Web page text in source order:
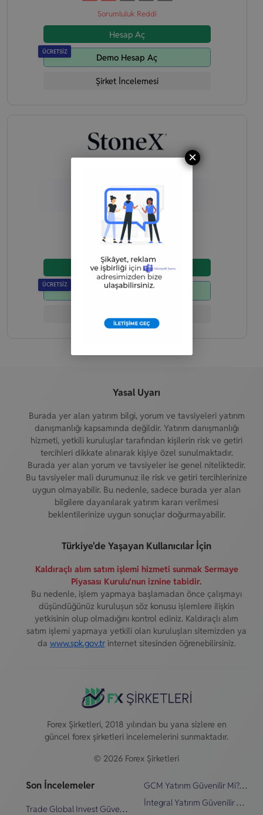
Sorumluluk Reddi
Hesap Aç
ÜCRETSİZ
Demo Hesap Aç
Şirket İncelemesi
1 /5
Hesap Aç
ÜCRETSİZ
Demo Hesap Aç
Yasal Uyarı
Burada yer alan yatırım bilgi, yorum ve tavsiyeleri yatırım
danışmanlığı kapsamında değildir. Yatırım danışmanlığı
hizmeti, yetkili kuruluşlar tarafından kişilerin risk ve getiri
tercihleri dikkate alınarak kişiye özel sunulmaktadır.
Burada yer alan yorum ve tavsiyeler ise genel niteliktedir.
Bu tavsiyeler mali durumunuz ile risk ve getiri tercihlerinize
uygun olmayabilir. Bu nedenle, sadece burada yer alan
bilgilere dayanılarak yatırım kararı verilmesi
beklentilerinize uygun sonuçlar doğurmayabilir.
Türkiye'de Yaşayan Kullanıcılar İçin
Kaldıraçlı alım satım işlemi hizmeti sunmak Sermaye
Piyasası Kurulu’nun iznine tabidir.
Bu nedenle, işlem yapmaya başlamadan önce çalışmayı
düşündüğünüz kuruluşun söz konusu işlemlere ilişkin
yetkisinin olup olmadığını kontrol ediniz. Kaldıraçlı alım
satım işlemi yapmaya yetkili olan kuruluşları sitemizden ya
da www.spk.gov.trinternet sitesinden öğrenebilirsiniz.
Forex Şirketleri, 2018 yılından bu yana sizlere en
güncel forex şirketleri incelemelerini sunmaktadır.
© 2026 Forex Şirketleri
Son İncelemeler
Trade Global Invest Güvenilir Mi? Şikayetler & İnceleme
GCM Yatırım Güvenilir Mi? Şikayetler & İnceleme
İntegral Yatırım Güvenilir Mi? Şikayetler & İnceleme
×